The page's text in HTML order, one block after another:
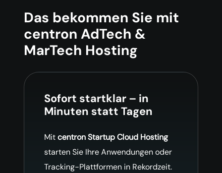
Das bekommen Sie mit
centron AdTech &
MarTech Hosting
Sofort startklar – in
Minuten statt Tagen
Mitcentron Startup Cloud Hosting
starten Sie Ihre Anwendungen oder
Tracking-Plattformen in Rekordzeit.